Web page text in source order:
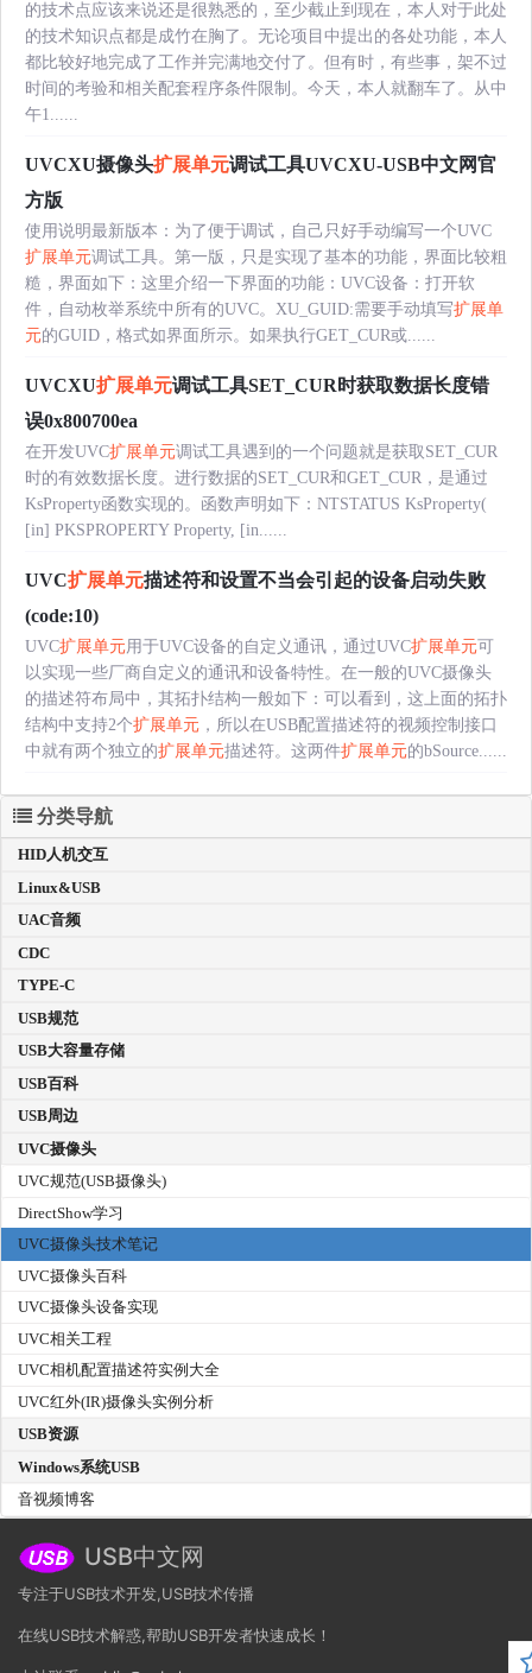
的技术点应该来说还是很熟悉的，至少截止到现在，本人对于此处
的技术知识点都是成竹在胸了。无论项目中提出的各处功能，本人
都比较好地完成了工作并完满地交付了。但有时，有些事，架不过
时间的考验和相关配套程序条件限制。今天，本人就翻车了。从中
午1......
UVCXU摄像头扩展单元调试工具UVCXU-USB中文网官
方版
使用说明最新版本：为了便于调试，自己只好手动编写一个UVC
扩展单元调试工具。第一版，只是实现了基本的功能，界面比较粗
糙，界面如下：这里介绍一下界面的功能：UVC设备：打开软
件，自动枚举系统中所有的UVC。XU_GUID:需要手动填写扩展单
元的GUID，格式如界面所示。如果执行GET_CUR或......
UVCXU扩展单元调试工具SET_CUR时获取数据长度错
误0x800700ea
在开发UVC扩展单元调试工具遇到的一个问题就是获取SET_CUR
时的有效数据长度。进行数据的SET_CUR和GET_CUR，是通过
KsProperty函数实现的。函数声明如下：NTSTATUS KsProperty(
[in] PKSPROPERTY Property, [in......
UVC扩展单元描述符和设置不当会引起的设备启动失败
(code:10)
UVC扩展单元用于UVC设备的自定义通讯，通过UVC扩展单元可
以实现一些厂商自定义的通讯和设备特性。在一般的UVC摄像头
的描述符布局中，其拓扑结构一般如下：可以看到，这上面的拓扑
结构中支持2个扩展单元 ，所以在USB配置描述符的视频控制接口
中就有两个独立的扩展单元描述符。这两件扩展单元的bSource......
分类导航
HID人机交互
Linux&USB
UAC音频
CDC
TYPE-C
USB规范
USB大容量存储
USB百科
USB周边
UVC摄像头
UVC规范(USB摄像头)
DirectShow学习
UVC摄像头技术笔记
UVC摄像头百科
UVC摄像头设备实现
UVC相关工程
UVC相机配置描述符实例大全
UVC红外(IR)摄像头实例分析
USB资源
Windows系统USB
音视频博客
USB中文网
专注于USB技术开发,USB技术传播
在线USB技术解惑,帮助USB开发者快速成长！